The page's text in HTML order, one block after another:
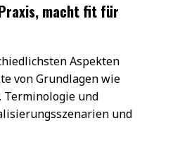
macht fit für
Aspekten
von Grundlagen wie
Terminologie und
und